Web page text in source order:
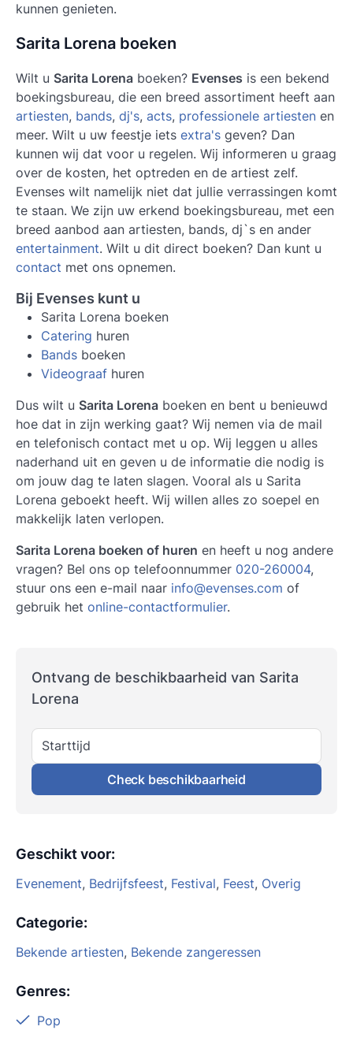
kunnen genieten.
Sarita Lorena boeken
Wilt u Sarita Lorena boeken? Evenses is een bekend
boekingsbureau, die een breed assortiment heeft aan
artiesten, bands, dj's, acts, professionele artiesten en
meer. Wilt u uw feestje iets extra's geven? Dan
kunnen wij dat voor u regelen. Wij informeren u graag
over de kosten, het optreden en de artiest zelf.
Evenses wilt namelijk niet dat jullie verrassingen komt
te staan. We zijn uw erkend boekingsbureau, met een
breed aanbod aan artiesten, bands, dj`s en ander
entertainment. Wilt u dit direct boeken? Dan kunt u
contact met ons opnemen.
Bij Evenses kunt u
Sarita Lorena boeken
Catering huren
Bands boeken
Videograaf huren
Dus wilt u Sarita Lorena boeken en bent u benieuwd
hoe dat in zijn werking gaat? Wij nemen via de mail
en telefonisch contact met u op. Wij leggen u alles
naderhand uit en geven u de informatie die nodig is
om jouw dag te laten slagen. Vooral als u Sarita
Lorena geboekt heeft. Wij willen alles zo soepel en
makkelijk laten verlopen.
Sarita Lorena boeken of huren en heeft u nog andere
vragen? Bel ons op telefoonnummer 020-260004,
stuur ons een e-mail naar info@evenses.com of
gebruik het online-contactformulier.
Ontvang de beschikbaarheid van Sarita
Lorena
Starttijd
Check beschikbaarheid
Geschikt voor:
Evenement, Bedrijfsfeest, Festival, Feest, Overig
Categorie:
Bekende artiesten, Bekende zangeressen
Genres:
Pop